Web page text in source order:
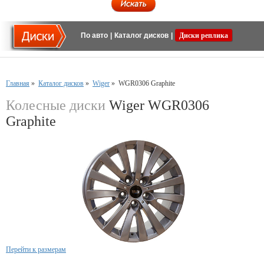
По авто Каталог дисков Диски реплика
Главная » Каталог дисков » Wiger » WGR0306 Graphite
Колесные диски Wiger WGR0306
Graphite
Перейти к размерам